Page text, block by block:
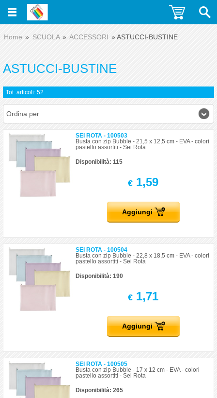
Home SCUOLA ACCESSORI ASTUCCI-BUSTINE
ASTUCCI-BUSTINE
Tot. articoli: 52
Ordina per
SEI ROTA - 100503
Busta con zip Bubble - 21,5 x 12,5 cm - EVA - colori
pastello assortiti - Sei Rota
Disponibilità: 115
€ 1,59
Aggiungi
SEI ROTA - 100504
Busta con zip Bubble - 22,8 x 18,5 cm - EVA - colori
pastello assortiti - Sei Rota
Disponibilità: 190
€ 1,71
Aggiungi
SEI ROTA - 100505
Busta con zip Bubble - 17 x 12 cm - EVA - colori
pastello assortiti - Sei Rota
Disponibilità: 265